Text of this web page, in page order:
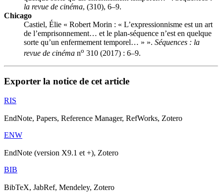
la revue de cinéma, (310), 6–9.
Chicago
Castiel, Élie « Robert Morin : « L’expressionnisme est un art
de l’emprisonnement… et le plan-séquence n’est en quelque
sorte qu’un enfermement temporel… » ». Séquences : la
revue de cinéma no 310 (2017) : 6–9.
Exporter la notice de cet article
RIS
EndNote, Papers, Reference Manager, RefWorks, Zotero
ENW
EndNote (version X9.1 et +), Zotero
BIB
BibTeX, JabRef, Mendeley, Zotero